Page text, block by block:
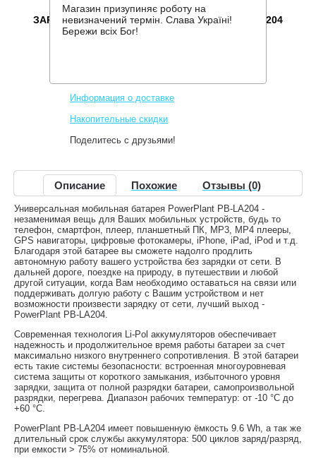
ЗАРЯДНОЕ УСТРОЙСТВО POWERPLANT PB-LA204
Информация о доставке
Накопительные скидки
Поделитесь с друзьями!
Описание Похожие Отзывы (0)
Универсальная мобильная батарея PowerPlant PB-LA204 -
незаменимая вещь для Ваших мобильных устройств, будь то
телефон, смартфон, плеер, планшетный ПК, MP3, MP4 плееры,
GPS навигаторы, цифровые фотокамеры, iPhone, iPad, iPod и т.д.
Благодаря этой батарее вы сможете надолго продлить
автономную работу вашего устройства без зарядки от сети. В
дальней дороге, поездке на природу, в путешествии и любой
другой ситуации, когда Вам необходимо оставаться на связи или
поддерживать долгую работу с Вашим устройством и нет
возможности произвести зарядку от сети, лучший выход -
PowerPlant PB-LA204.
Современная технология Li-Pol аккумуляторов обеспечивает
надежность и продолжительное время работы батареи за счет
максимально низкого внутреннего сопротивления. В этой батареи
есть такие системы безопасности: встроенная многоуровневая
система защиты от короткого замыкания, избыточного уровня
зарядки, защита от полной разрядки батареи, самопроизвольной
разрядки, перегрева. Диапазон рабочих температур: от -10 °С до
+60 °С.
PowerPlant PB-LA204 имеет повышенную ёмкость 9.6 Wh, а так же
длительный срок службы аккумулятора: 500 циклов заряд/разряд,
при емкости > 75% от номинальной.
Магазин призупиняє роботу на
невизначений термін. Слава Україні!
Бережи всіх Бог!